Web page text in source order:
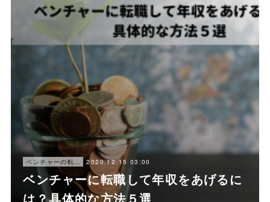
ベンチャーの転職ノウハウ 2020.12.15 03:00
ベンチャーに転職して年収をあげるに
は？具体的な方法５選